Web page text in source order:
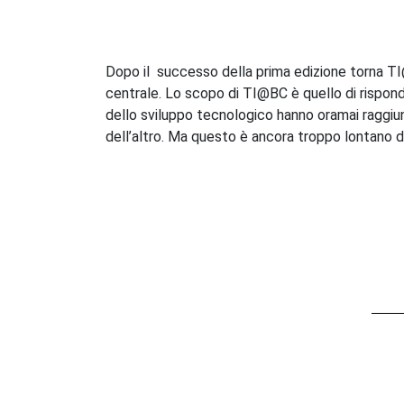
minutes,
47
secondsVolume
90%
Dopo il successo della prima edizione torna
centrale. Lo scopo di TI@BC è quello di
dello sviluppo tecnologico hanno oramai
dell’altro. Ma questo è ancora troppo lontano